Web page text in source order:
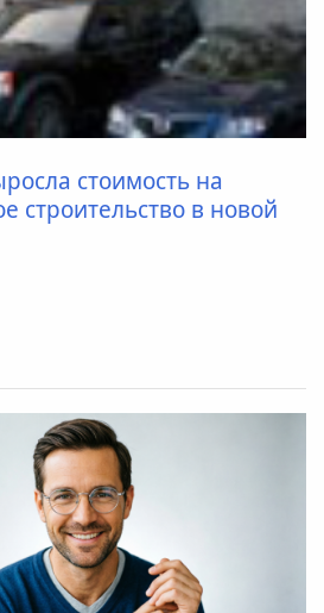
стоимость на
строительство в новой